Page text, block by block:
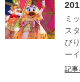
ミ
ス
び
ー
記事